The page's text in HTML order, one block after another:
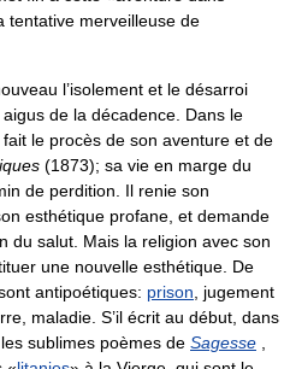
tentative merveilleuse de
l’isolement et le désarroi
de la décadence. Dans le
le procès de son aventure et de
(1873); sa vie en marge du
de perdition. Il renie son
esthétique profane, et demande
du salut. Mais la religion avec son
une nouvelle esthétique. De
antipoétiques: prison, jugement
maladie. S’il écrit au début, dans
sublimes poèmes de Sagesse ,